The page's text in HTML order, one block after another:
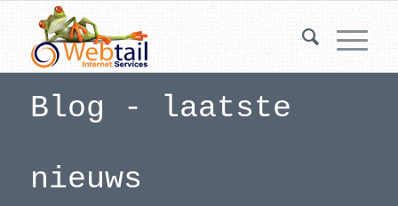
Blog - laatste
nieuws